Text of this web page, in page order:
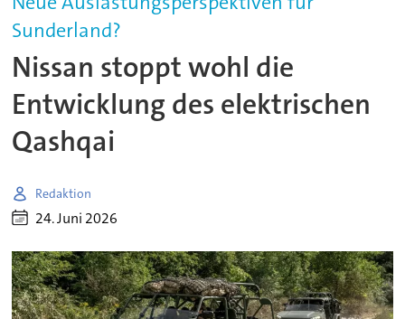
Sunderland?
Nissan stoppt wohl die
Entwicklung des elektrischen
Qashqai
Redaktion
24. Juni 2026